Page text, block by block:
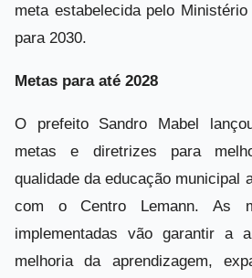
meta estabelecida pelo
para 2030.
Metas para até 2028
O prefeito Sandro Mabel
metas e diretrizes para
qualidade da educação municipal
com o Centro Lemann. As
implementadas vão garantir a
melhoria da aprendizagem,